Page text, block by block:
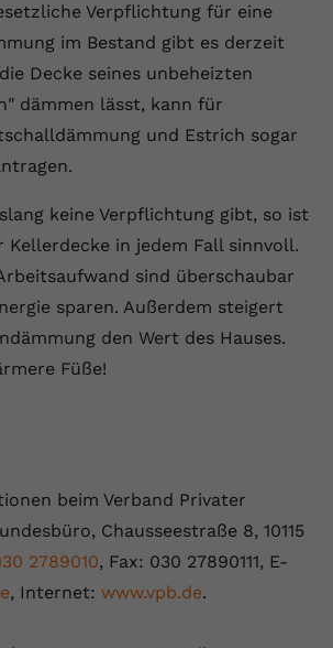
Verpflichtung für eine
im Bestand gibt es derzeit
Decke seines unbeheizten
dämmen lässt, kann für
und Estrich sogar
keine Verpflichtung gibt, so ist
Kellerdecke in jedem Fall sinnvoll.
sind überschaubar
sparen. Außerdem steigert
den Wert des Hauses.
Füße!
beim Verband Privater
Chausseestraße 8, 10115
2789010, Fax: 030 27890111, E-
, Internet: www.vpb.de.
setzt diesen Cookie, um die
Videopräferenzen des Benutzers zu
youtube.com
Dieser von YouTube gesetzte Cookie
registriert eine eindeutige ID, um
darüber zu speichern, welche